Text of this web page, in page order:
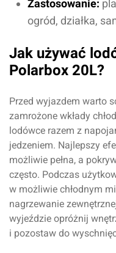
Zastosowanie:
ogród, działka,
Jak używać
Polarbox 20L?
Przed wyjazdem warto
zamrożone wkłady
lodówce razem z
jedzeniem. Najlepszy
możliwie pełna, a
często. Podczas
w możliwie chłodnym
nagrzewanie
wyjeździe opróżnij
i pozostaw do